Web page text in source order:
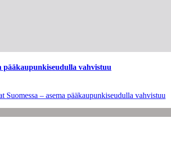
pääkaupunkiseudulla vahvistuu
– asema pääkaupunkiseudulla vahvistuu